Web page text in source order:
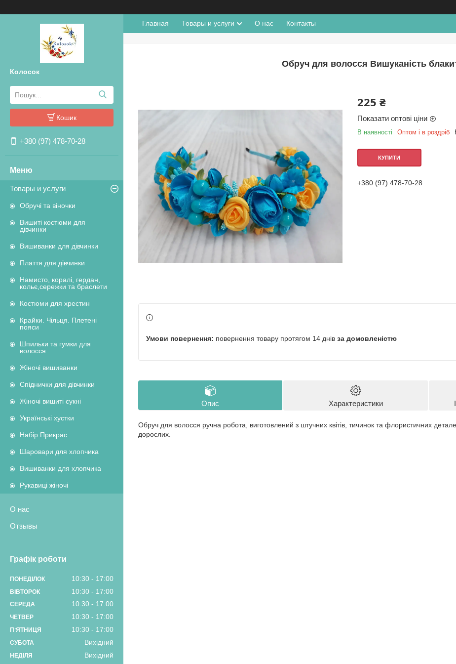
Колосок
Кошик
+380 (97) 478-70-28
Товары и услуги
Обручі та віночки
Вишиті костюми для
дівчинки
Вишиванки для дівчинки
Плаття для дівчинки
Намисто, коралі, гердан,
кольє,сережки та браслети
Костюми для хрестин
Крайки. Чільця. Плетені
пояси
Шпильки та гумки для
волосся
Жіночі вишиванки
Спіднички для дівчинки
Жіночі вишиті сукні
Українські хустки
Набір Прикрас
Шаровари для хлопчика
Вишиванки для хлопчика
Рукавиці жіночі
О нас
Отзывы
Графік роботи
ПОНЕДІЛОК 10:30 17:00
ВІВТОРОК 10:30 17:00
СЕРЕДА 10:30 17:00
ЧЕТВЕР 10:30 17:00
ПʼЯТНИЦЯ 10:30 17:00
СУБОТА Вихідний
НЕДІЛЯ Вихідний
Главная Товары и услуги О нас Контакты
Обруч для волосся Вишуканість
225 ₴
Показати оптові ціни
В наявності Оптом і в роздріб
КУПИТИ
+380 (97) 478-70-28
повернення товару протягом 14 днів за домовленістю
Опис Характеристики
Обруч для волосся ручна робота, виготовлений з штучних квітів, тичинок та флористичних
дорослих.